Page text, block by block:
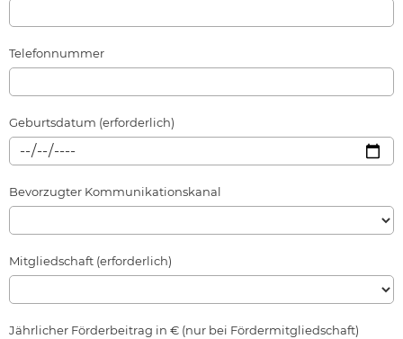
Telefonnummer
Geburtsdatum (erforderlich)
Bevorzugter Kommunikationskanal
Mitgliedschaft (erforderlich)
Jährlicher Förderbeitrag in € (nur bei Fördermitgliedschaft)